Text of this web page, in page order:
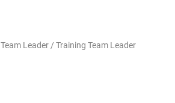
Team Leader / Training Team Leader